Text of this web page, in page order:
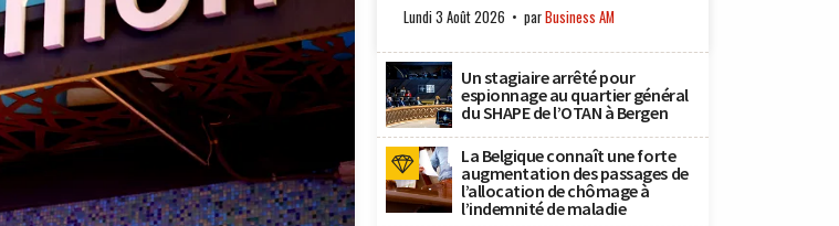
Lundi 3 Août 2026 parBusiness AM
Un stagiaire arrêté pour
espionnage au quartier général
du SHAPE de l’OTAN à Bergen
La Belgique connaît une forte
augmentation des passages de
l’allocation de chômage à
l’indemnité de maladie